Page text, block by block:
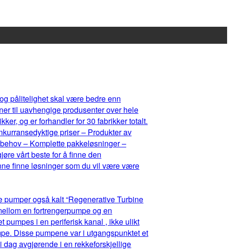
pålitelighet skal være bedre enn
til uavhengige produsenter over hele
og er forhandler for 30 fabrikker totalt.
priser – Produkter av
– Komplette pakkeløsninger –
vårt beste for å finne den
finne løsninger som du vil være være
pumper også kalt “Regenerative Turbine
en fortrengerpumpe og en
pumpes i en periferisk kanal , ikke ulikt
Disse pumpene var i utgangspunktet et
dag avgjørende i en rekkeforskjellige